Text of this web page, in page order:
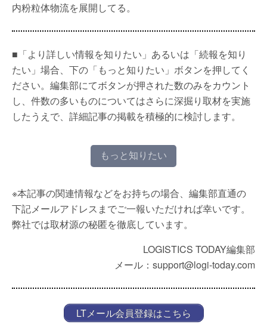
内粉粒体物流を展開してる。
■「より詳しい情報を知りたい」あるいは「続報を知り
たい」場合、下の「もっと知りたい」ボタンを押してく
ださい。編集部にてボタンが押された数のみをカウント
し、件数の多いものについてはさらに深掘り取材を実施
したうえで、詳細記事の掲載を積極的に検討します。
もっと知りたい
※本記事の関連情報などをお持ちの場合、編集部直通の
下記メールアドレスまでご一報いただければ幸いです。
弊社では取材源の秘匿を徹底しています。
LOGISTICS TODAY編集部
メール：support@logi-today.com
LTメール会員登録はこちら